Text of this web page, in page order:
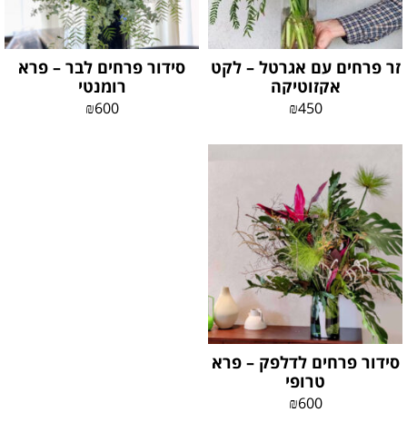
זר פרחים עם אגרטל – לקט
אקזוטיקה
₪450
סידור פרחים לבר – פרא
רומנטי
₪600
סידור פרחים לדלפק – פרא
טרופי
₪600